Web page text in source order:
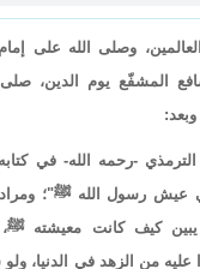
وصلى الله على إمام
المشفّع يوم الدين،
الترمذي -رحمه الله- في
عيش رسول الله ﷺ"؛ ومراد
يبين كيف كانت معيشته
عليه من الزهد في الدنيا،